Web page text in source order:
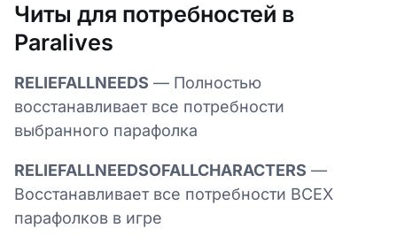
Читы для потребностей в
Paralives
RELIEFALLNEEDS — Полностью
восстанавливает все потребности
выбранного парафолка
RELIEFALLNEEDSOFALLCHARACTERS —
Восстанавливает все потребности ВСЕХ
парафолков в игре